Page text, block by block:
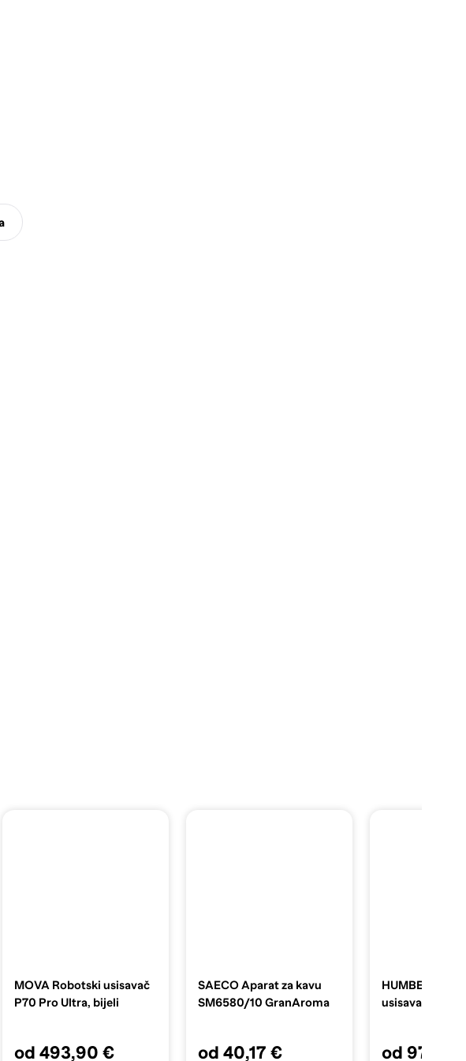
MOVA Robotski usisavač
P70 Pro Ultra, bijeli
od 493,90 €
SAECO Aparat za kavu
SM6580/10 GranAroma
od 40,17 €
HUMBERG
usisavač HM-
od 97,69